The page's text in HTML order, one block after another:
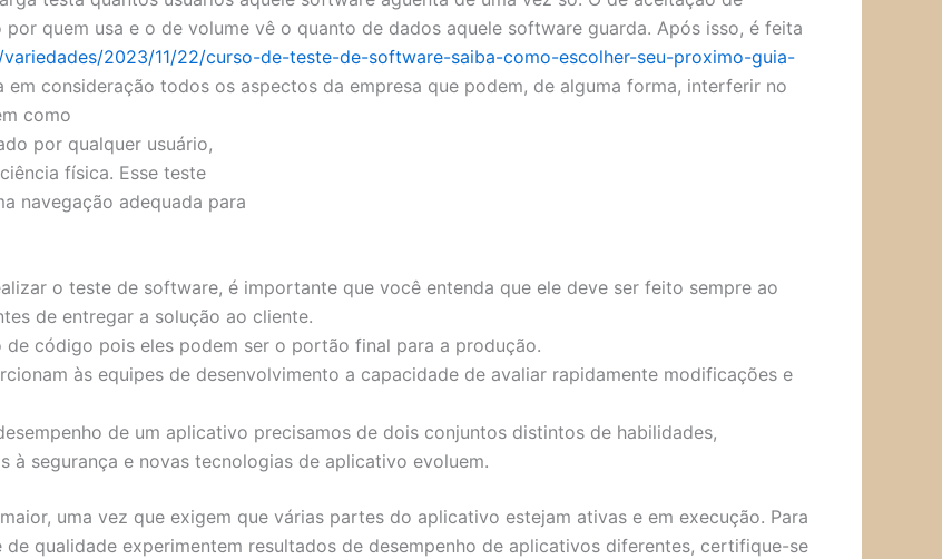
quem usa e o de volume vê o quanto de dados aquele software guarda. Após isso, é feita
2023/11/22/curso-de-teste-de-software-saiba-como-escolher-seu-proximo-guia-
em consideração todos os aspectos da empresa que podem, de alguma forma, interferir no
como
por qualquer usuário,
física. Esse teste
navegação adequada para
o teste de software, é importante que você entenda que ele deve ser feito sempre ao
de entregar a solução ao cliente.
código pois eles podem ser o portão final para a produção.
às equipes de desenvolvimento a capacidade de avaliar rapidamente modificações e
de um aplicativo precisamos de dois conjuntos distintos de habilidades,
à segurança e novas tecnologias de aplicativo evoluem.
uma vez que exigem que várias partes do aplicativo estejam ativas e em execução. Para
qualidade experimentem resultados de desempenho de aplicativos diferentes, certifique-se